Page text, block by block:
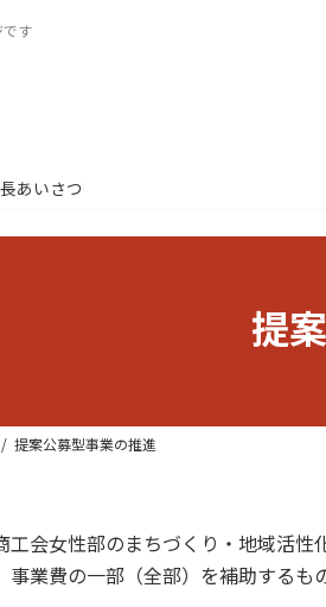
です
あいさつ
提
提案公募型事業の推進
工会女性部のまちづくり・地域活
業費の一部（全部）を補助するも